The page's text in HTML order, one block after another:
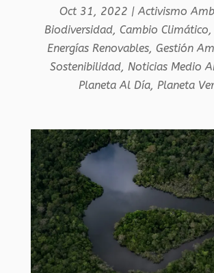
Oct 31, 2022 |Activismo
Biodiversidad, Cambio Climático,
Energías Renovables,Gestión
Sostenibilidad, Noticias Medio
Planeta Al Día,Planeta